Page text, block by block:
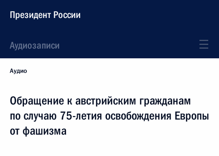
Президент России
Аудиозаписи
Аудио
Обращение к австрийским гражданам
по случаю 75-летия освобождения Европы
от фашизма